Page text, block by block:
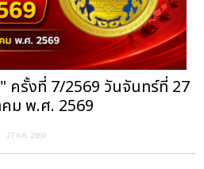
ครั้งที่ 7/2569 วันจันทร์ที่ 27
ม พ.ศ. 2569
27 ก.ค. 2569